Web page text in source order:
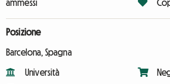
ammessi
Posizione
Barcelona, Spagna
Università